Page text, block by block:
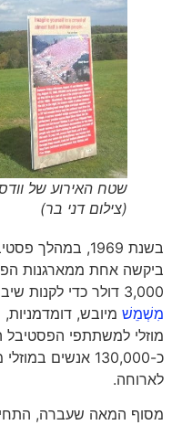
(צילום דני בר)
ביקשה אחת ממארגנות
3,000 דולר כדי לקנות שיבולת שועל, חיטה, נבטי חיטה,
מִשְׁמֵשׁמיובש, דומדמניות,
מוזלי למשתתפי הפסטיבל
לארוחה.
מסוף המאה שעברה, התחילו